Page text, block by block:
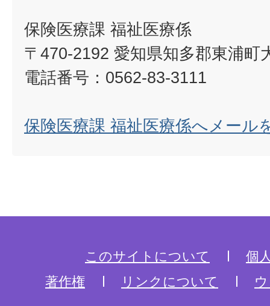
保険医療課 福祉医療係
〒470-2192 愛知県知多郡東浦町
電話番号：0562-83-3111
保険医療課 福祉医療係へメール
このサイトについて
個
著作権
リンクについて